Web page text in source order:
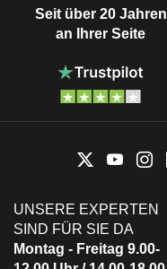
Seit über 20 Jahren
an Ihrer Seite
UNSERE EXPERTEN
SIND FÜR SIE DA
Montag - Freitag 9.00-